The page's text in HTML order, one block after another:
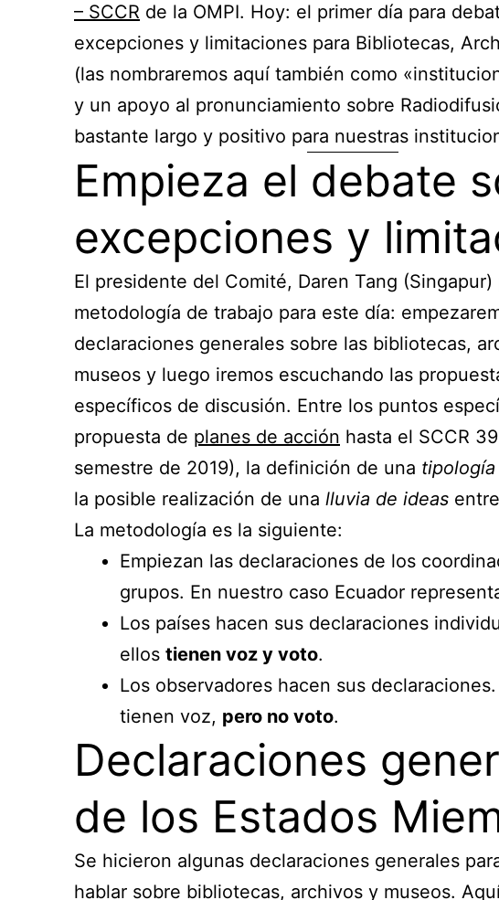
– SCCR de la OMPI. Hoy: el primer día para
excepciones y limitaciones para Bibliotecas,
(las nombraremos aquí también como
y un apoyo al pronunciamiento sobre
bastante largo y positivo para nuestras
Empieza el debate
excepciones y
El presidente del Comité, Daren Tang (Singapur)
metodología de trabajo para este día:
declaraciones generales sobre las bibliotecas,
museos y luego iremos escuchando las
específicos de discusión. Entre los puntos
propuesta de planes de acción hasta el SCCR
semestre de 2019), la definición de una tipología
la posible realización de una lluvia de ideas
La metodología es la siguiente:
Empiezan las declaraciones de los
grupos. En nuestro caso Ecuador
Los países hacen sus declaraciones
ellos tienen voz y voto.
Los observadores hacen sus
tienen voz, pero no voto.
Declaraciones
de los Estados
Se hicieron algunas declaraciones generales
hablar sobre bibliotecas, archivos y museos.